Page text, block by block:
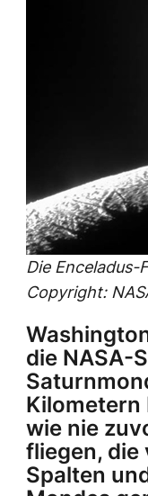
Die
Copyright:
die NASA-
Kilometern
wie nie
fliegen, die
Spalten